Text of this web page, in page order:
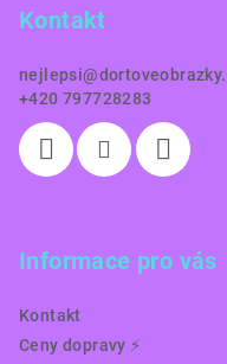
Kontakt
nejlepsi@
+420 797728283
Informace pro vás
Kontakt
Ceny dopravy ⚡️